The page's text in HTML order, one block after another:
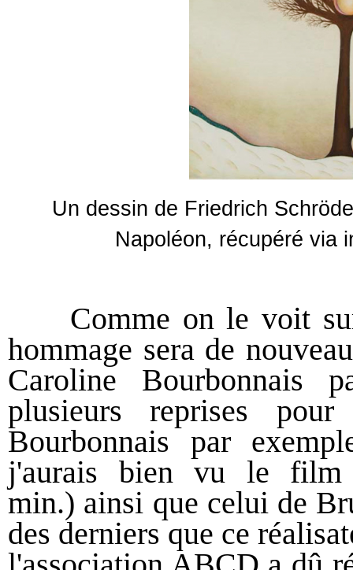
Un dessin de Friedrich
Napoléon, récupéré via
Comme on le voit sur
hommage sera de
Caroline Bourbonnais
plusieurs reprises
Bourbonnais par
j'aurais bien vu le film
min.) ainsi que celui de
des derniers que ce